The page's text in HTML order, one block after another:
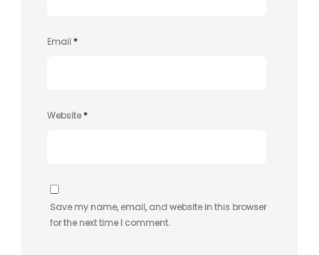
Email*
Website*
Save my name, email, and website in this browser
for the next time I comment.